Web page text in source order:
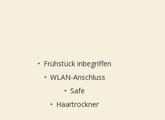
Frühstück inbegriffen
WLAN-Anschluss
Safe
Haartrockner